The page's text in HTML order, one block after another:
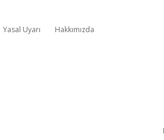
Yasal Uyarı Hakkımızda